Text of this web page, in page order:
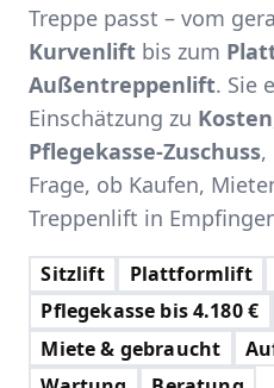
Treppe passt – vom
Kurvenlift bis zum
Außentreppenlift. Sie
Einschätzung zu Kosten
Pflegekasse-Zuschuss,
Frage, ob Kaufen,
Treppenlift in
Sitzlift Plattformlift
Pflegekasse bis 4.180 €
Miete & gebraucht